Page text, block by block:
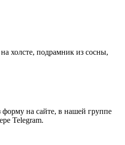
холсте, подрамник из сосны,
форму на сайте, в нашей группе
Telegram.